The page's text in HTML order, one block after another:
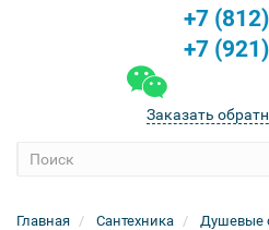
+7
+7
Заказать
Главная Сантехника
Душевые